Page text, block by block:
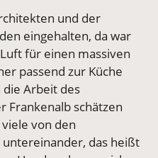
und der
eingehalten, da war
für einen massiven
passend zur Küche
die Arbeit des
Frankenalb schätzen
von den
das heißt